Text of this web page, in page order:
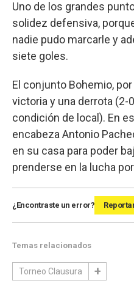
Uno de los grandes
solidez defensiva,
nadie pudo marcarle y
siete goles.
El conjunto Bohemio,
victoria y una derrota (2-
condición de local). En
encabeza Antonio
en su casa para poder
prenderse en la lucha
¿Encontraste un error?
Temas relacionados
Torneo Clausura